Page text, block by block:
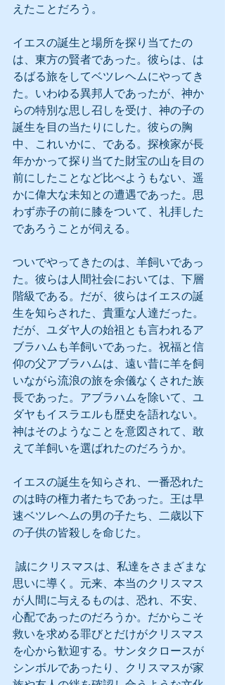
えたことだろう。
イエスの誕生と場所を探り当てたの
は、東方の賢者であった。彼らは、は
るばる旅をしてベツレヘムにやってき
た。いわゆる異邦人であったが、神か
らの特別な思し召しを受け、神の子の
誕生を目の当たりにした。彼らの胸
中、これいかに、である。探検家が長
年かかって探り当てた財宝の山を目の
前にしたことなど比べようもない、遥
かに偉大な未知との遭遇であった。思
わず赤子の前に膝をついて、礼拝した
であろうことが伺える。
ついでやってきたのは、羊飼いであっ
た。彼らは人間社会においては、下層
階級である。だが、彼らはイエスの誕
生を知らされた、貴重な人達だった。
だが、ユダヤ人の始祖とも言われるア
ブラハムも羊飼いであった。祝福と信
仰の父アブラハムは、遠い昔に羊を飼
いながら流浪の旅を余儀なくされた族
長であった。アブラハムを除いて、ユ
ダヤもイスラエルも歴史を語れない。
神はそのようなことを意図されて、敢
えて羊飼いを選ばれたのだろうか。
イエスの誕生を知らされ、一番恐れた
のは時の権力者たちであった。王は早
速ベツレヘムの男の子たち、二歳以下
の子供の皆殺しを命じた。
思いに導く。元来、本当のクリスマス
が人間に与えるものは、恐れ、不安、
心配であったのだろうか。だからこそ
救いを求める罪びとだけがクリスマス
を心から歓迎する。サンタクロースが
シンボルであったり、クリスマスが家